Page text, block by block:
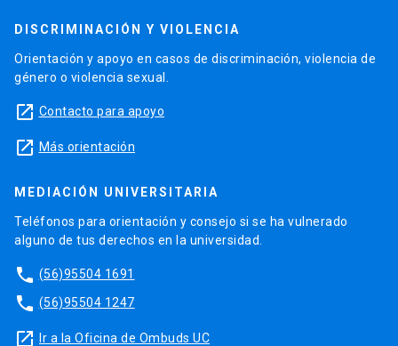
DISCRIMINACIÓN Y VIOLENCIA
Orientación y apoyo en casos de discriminación, violencia de
género o violencia sexual.
launch Contacto para apoyo
launch Más orientación
MEDIACIÓN UNIVERSITARIA
Teléfonos para orientación y consejo si se ha vulnerado
alguno de tus derechos en la universidad.
phone (56)95504 1691
phone (56)95504 1247
launch Ir a la Oficina de Ombuds UC